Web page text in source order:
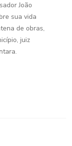
João
sua vida
de obras,
juiz